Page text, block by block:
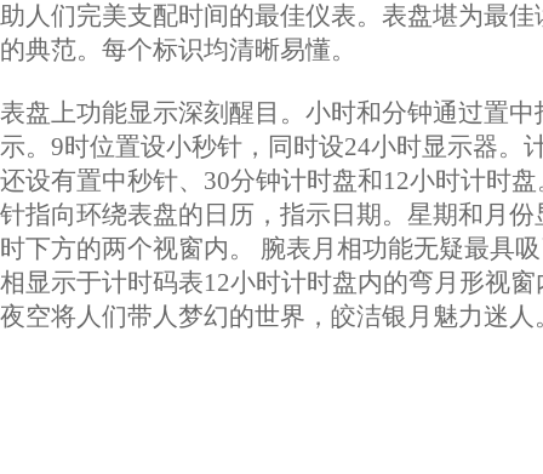
助人们完美支配时间的最佳仪表。表盘堪为最佳
的典范。每个标识均清晰易懂。
表盘上功能显示深刻醒目。小时和分钟通过置中
示。9时位置设小秒针，同时设24小时显示器。
还设有置中秒针、30分钟计时盘和12小时计时
针指向环绕表盘的日历，指示日期。星期和月份
时下方的两个视窗内。 腕表月相功能无疑最具
相显示于计时码表12小时计时盘内的弯月形视
夜空将人们带人梦幻的世界，皎洁银月魅力迷人